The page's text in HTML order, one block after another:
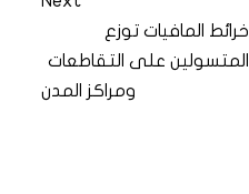
خرائط المافيات توزع
المتسولين على التقاطعات
ومراكز المدن